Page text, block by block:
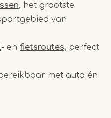
, het grootste
van
- en fietsroutes, perfect
met auto én